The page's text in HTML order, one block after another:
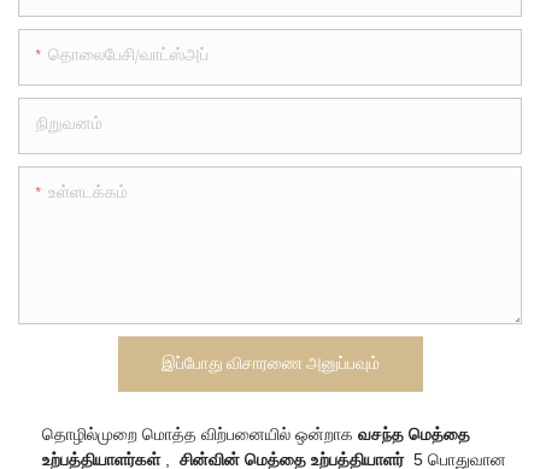
தொலைபேசி/வாட்ஸ்அப்
நிறுவனம்
உள்ளடக்கம்
இப்போது விசாரணை அனுப்பவும்
தொழில்முறை மொத்த விற்பனையில் ஒன்றாக வசந்த மெத்தை
உற்பத்தியாளர்கள் , சின்வின் மெத்தை உற்பத்தியாளர் 5 பொதுவான